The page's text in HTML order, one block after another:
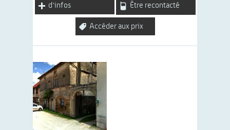
d'infos Être recontacté
Accéder aux prix